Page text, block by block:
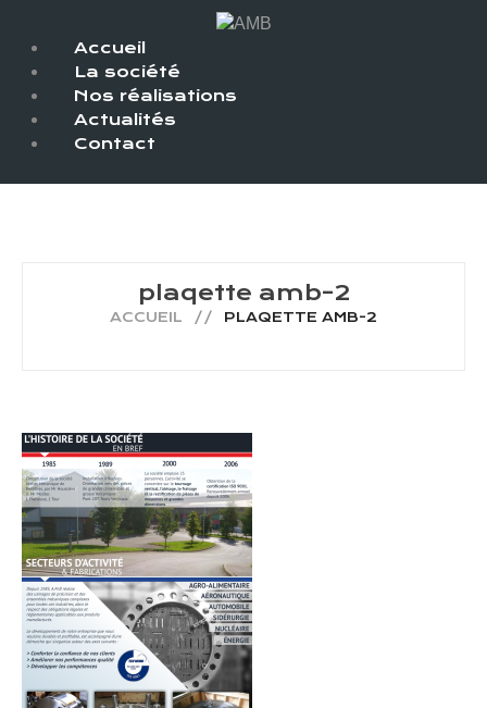
Accueil
La société
Nos réalisations
Actualités
Contact
plaqette amb-2
ACCUEIL PLAQETTE AMB-2